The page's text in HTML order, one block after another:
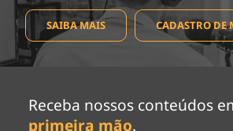
SAIBA MAIS CADASTRO DE
Receba nossos conteúdos
primeira mão.